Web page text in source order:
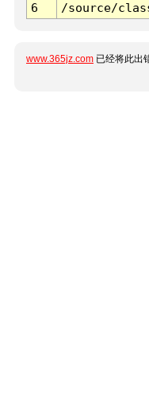
6
/source/
www.365jz.com 已经将此出